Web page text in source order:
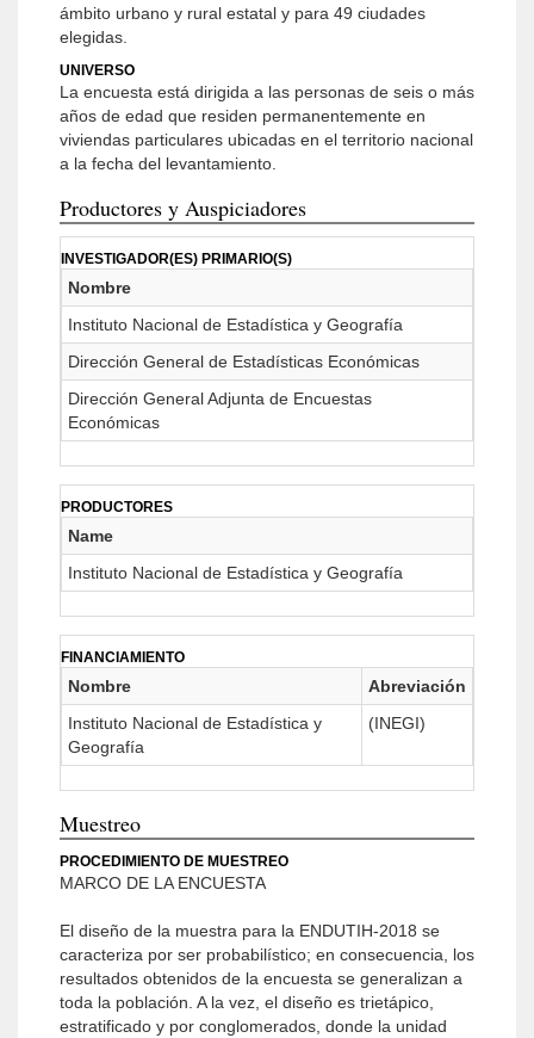
ámbito urbano y rural estatal y para 49 ciudades
elegidas.
UNIVERSO
La encuesta está dirigida a las personas de seis o más
años de edad que residen permanentemente en
viviendas particulares ubicadas en el territorio nacional
a la fecha del levantamiento.
Productores y Auspiciadores
INVESTIGADOR(ES) PRIMARIO(S)
Nombre
Instituto Nacional de Estadística y Geografía
Dirección General de Estadísticas Económicas
Dirección General Adjunta de Encuestas
Económicas
PRODUCTORES
Name
Instituto Nacional de Estadística y Geografía
FINANCIAMIENTO
Nombre
Abreviación
Instituto Nacional de Estadística y
Geografía
(INEGI)
Muestreo
PROCEDIMIENTO DE MUESTREO
MARCO DE LA ENCUESTA
El diseño de la muestra para la ENDUTIH-2018 se
caracteriza por ser probabilístico; en consecuencia, los
resultados obtenidos de la encuesta se generalizan a
toda la población. A la vez, el diseño es trietápico,
estratificado y por conglomerados, donde la unidad